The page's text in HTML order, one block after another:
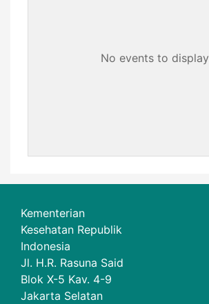
No events to display
Kementerian
Kesehatan Republik
Indonesia
Jl. H.R. Rasuna Said
Blok X-5 Kav. 4-9
Jakarta Selatan